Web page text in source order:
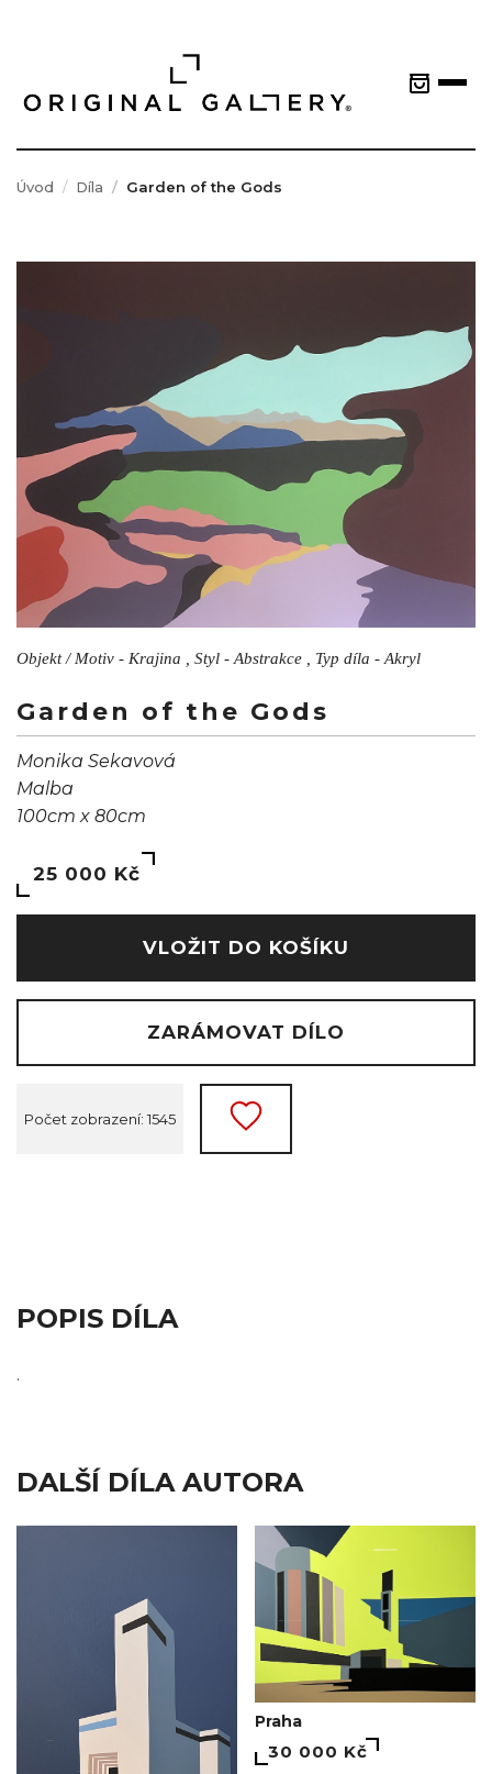
Úvod Díla Garden of the Gods
Objekt / Motiv - Krajina , Styl - Abstrakce , Typ díla - Akryl
Garden of the Gods
Monika Sekavová
Malba
100cm x 80cm
25 000 Kč
VLOŽIT DO KOŠÍKU
ZARÁMOVAT DÍLO
Počet zobrazení: 1545
POPIS DÍLA
.
DALŠÍ DÍLA AUTORA
Praha
30 000 Kč